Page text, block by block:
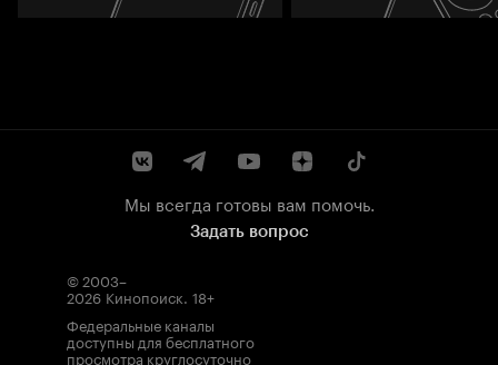
Мы всегда готовы вам помочь.
Задать вопрос
© 2003–
2026 Кинопоиск. 18+
Федеральные каналы
доступны для бесплатного
просмотра круглосуточно